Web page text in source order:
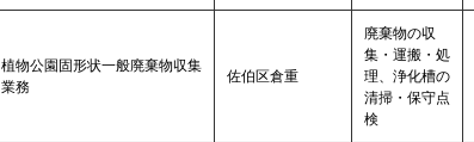
植物公園固形状一般廃棄物収集
業務
佐伯区倉重
廃棄物の収
集・運搬・処
理、浄化槽の
清掃・保守点
検